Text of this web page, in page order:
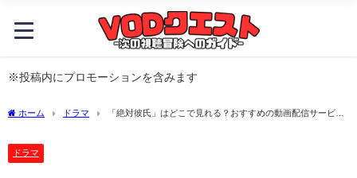
※投稿内にプロモーションを含みます
ホーム ドラマ
「絶対彼氏」はどこで見れる？おすすめの動画配信サービス
ドラマ